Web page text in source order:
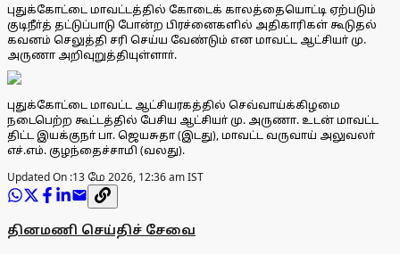
புதுக்கோட்டை மாவட்டத்தில் கோடைக் காலத்தையொட்டி ஏற்படும்
குடிநீா்த் தட்டுப்பாடு போன்ற பிரச்னைகளில் அதிகாரிகள் கூடுதல்
கவனம் செலுத்தி சரி செய்ய வேண்டும் என மாவட்ட ஆட்சியா் மு.
அருணா அறிவுறுத்தியுள்ளாா்.
புதுக்கோட்டை மாவட்ட ஆட்சியரகத்தில் செவ்வாய்க்கிழமை
நடைபெற்ற கூட்டத்தில் பேசிய ஆட்சியா் மு. அருணா. உடன் மாவட்ட
திட்ட இயக்குநா் பா. ஜெயசுதா (இடது), மாவட்ட வருவாய் அலுவலா்
எச்.எம். குழந்தைச்சாமி (வலது).
Updated On :13 மே 2026, 12:36 am IST
தினமணி செய்திச் சேவை